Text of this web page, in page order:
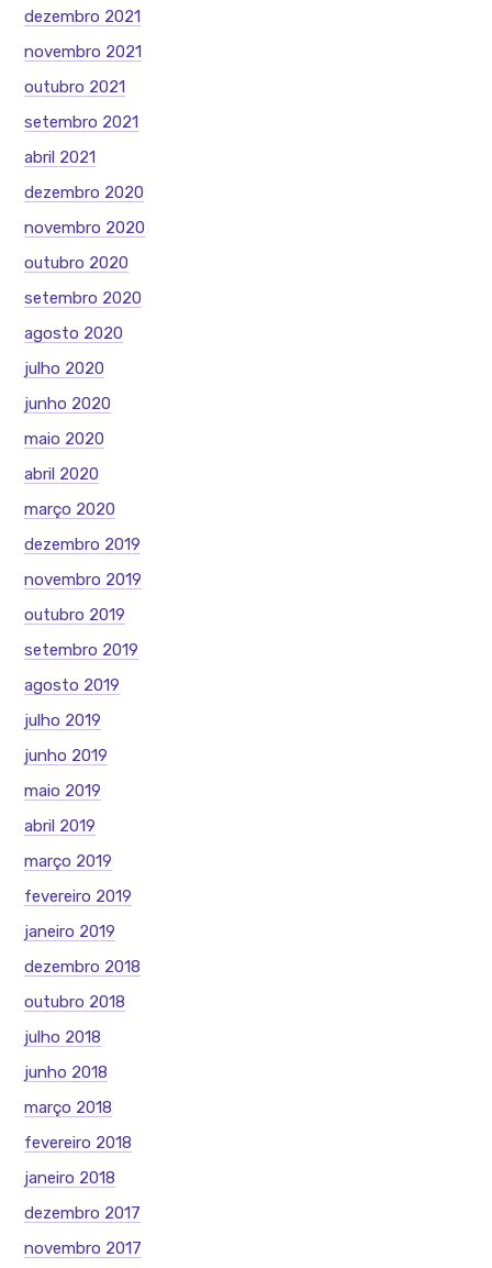
dezembro 2021
novembro 2021
outubro 2021
setembro 2021
abril 2021
dezembro 2020
novembro 2020
outubro 2020
setembro 2020
agosto 2020
julho 2020
junho 2020
maio 2020
abril 2020
março 2020
dezembro 2019
novembro 2019
outubro 2019
setembro 2019
agosto 2019
julho 2019
junho 2019
maio 2019
abril 2019
março 2019
fevereiro 2019
janeiro 2019
dezembro 2018
outubro 2018
julho 2018
junho 2018
março 2018
fevereiro 2018
janeiro 2018
dezembro 2017
novembro 2017